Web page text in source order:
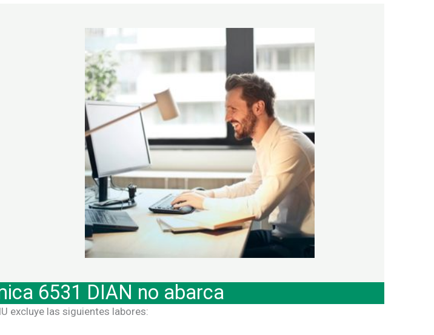
6531 DIAN no abarca
excluye las siguientes labores: